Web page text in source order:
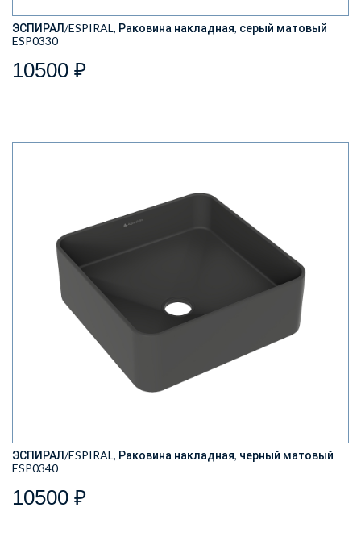
ЭСПИРАЛ/ESPIRAL, Раковина накладная, серый матовый
ESP0330
10500 ₽
ЭСПИРАЛ/ESPIRAL, Раковина накладная, черный матовый
ESP0340
10500 ₽